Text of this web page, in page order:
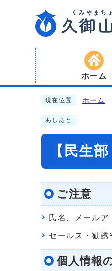
ホーム
現在位置 ホーム
あしあと
【民生
ご注意
氏名、メール
セールス・勧誘
個人情報